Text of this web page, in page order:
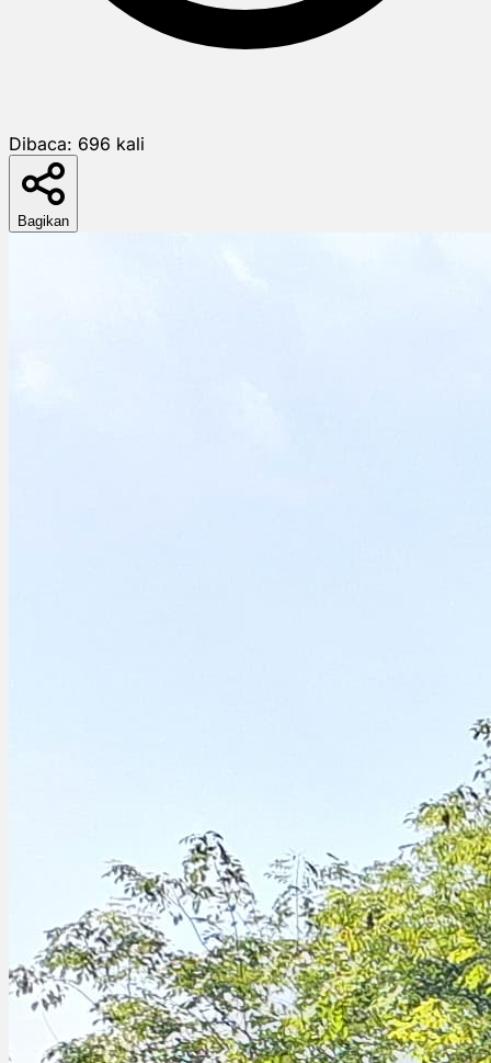
Dibaca: 696 kali
Bagikan